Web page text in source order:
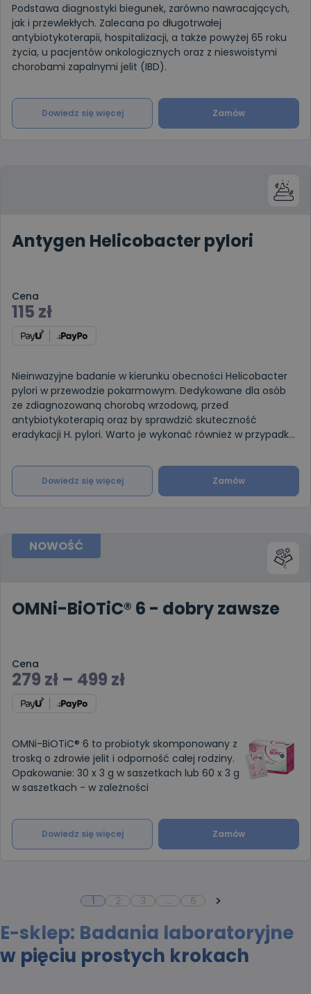
Podstawa diagnostyki biegunek, zarówno nawracających,
jak i przewlekłych. Zalecana po długotrwałej
antybiotykoterapii, hospitalizacji, a także powyżej 65 roku
życia, u pacjentów onkologicznych oraz z nieswoistymi
chorobami zapalnymi jelit (IBD).
Dowiedz się więcej Zamów
Antygen Helicobacter pylori
Cena
115 zł
Nieinwazyjne badanie w kierunku obecności Helicobacter
pylori w przewodzie pokarmowym. Dedykowane dla osób
ze zdiagnozowaną chorobą wrzodową, przed
antybiotykoterapią oraz by sprawdzić skuteczność
eradykacji H. pylori. Warto je wykonać również w przypadku
Dowiedz się więcej Zamów
NOWOŚĆ
OMNi-BiOTiC® 6 - dobry zawsze
Cena
279 zł – 499 zł
OMNi-BiOTiC® ️6 to probiotyk skomponowany z
troską o zdrowie jelit i odporność całej rodziny.
Opakowanie: 30 x 3 g w saszetkach lub 60 x 3 g
w saszetkach - w zależności
Dowiedz się więcej Zamów
1 2 3 … 6 >
E-sklep: Badania laboratoryjne
w pięciu prostych krokach